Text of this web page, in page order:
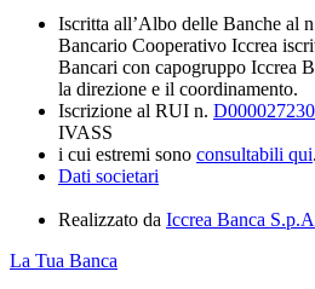
Iscritta all’Albo delle Banche al
Bancario Cooperativo Iccrea
Bancari con capogruppo Iccrea
la direzione e il coordinamento.
Iscrizione al RUI n. D000027230
IVASS
i cui estremi sono consultabili qui.
Dati societari
Realizzato da Iccrea Banca S.p.A
La Tua Banca